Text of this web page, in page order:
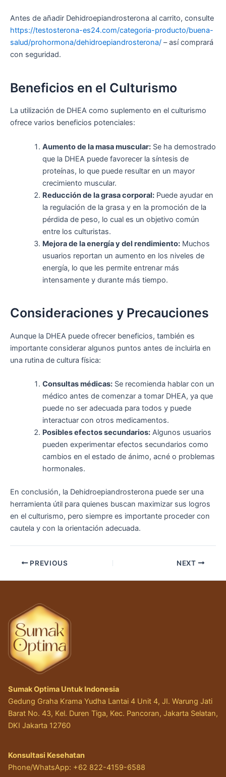
Antes de añadir Dehidroepiandrosterona al carrito, consulte
https://testosterona-es24.com/categoria-producto/buena-
salud/prohormona/dehidroepiandrosterona/ – así comprará
con seguridad.
Beneficios en el Culturismo
La utilización de DHEA como suplemento en el culturismo
ofrece varios beneficios potenciales:
Aumento de la masa muscular:Se ha demostrado
que la DHEA puede favorecer la síntesis de
proteínas, lo que puede resultar en un mayor
crecimiento muscular.
Reducción de la grasa corporal:Puede ayudar en
la regulación de la grasa y en la promoción de la
pérdida de peso, lo cual es un objetivo común
entre los culturistas.
Mejora de la energía y del rendimiento:Muchos
usuarios reportan un aumento en los niveles de
energía, lo que les permite entrenar más
intensamente y durante más tiempo.
Consideraciones y Precauciones
Aunque la DHEA puede ofrecer beneficios, también es
importante considerar algunos puntos antes de incluirla en
una rutina de cultura física:
Consultas médicas:Se recomienda hablar con un
médico antes de comenzar a tomar DHEA, ya que
puede no ser adecuada para todos y puede
interactuar con otros medicamentos.
Posibles efectos secundarios:Algunos usuarios
pueden experimentar efectos secundarios como
cambios en el estado de ánimo, acné o problemas
hormonales.
En conclusión, la Dehidroepiandrosterona puede ser una
herramienta útil para quienes buscan maximizar sus logros
en el culturismo, pero siempre es importante proceder con
cautela y con la orientación adecuada.
PREVIOUS NEXT
Sumak Optima Untuk Indonesia
Gedung Graha Krama Yudha Lantai 4 Unit 4, JI. Warung Jati
Barat No. 43, Kel. Duren Tiga, Kec. Pancoran, Jakarta Selatan,
DKI Jakarta 12760
Konsultasi Kesehatan
Phone/WhatsApp: +62 822-4159-6588